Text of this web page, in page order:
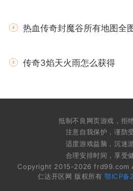
热血传奇封魔谷所有地图全
传奇3焰天火雨怎么获得
抵制不良网页游戏，拒
注意自我保护，谨防
适度游戏益脑，沉迷
合理安排时间，享受
Copyright 2015-2026 frd99.com
仁达开区网 版权所有鄂ICP